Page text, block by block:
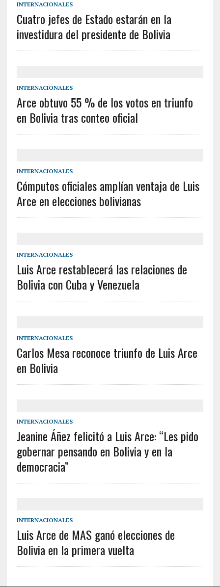
INTERNACIONALES
Cuatro jefes de Estado estarán en la
investidura del presidente de Bolivia
INTERNACIONALES
Arce obtuvo 55 % de los votos en triunfo
en Bolivia tras conteo oficial
INTERNACIONALES
Cómputos oficiales amplían ventaja de Luis
Arce en elecciones bolivianas
INTERNACIONALES
Luis Arce restablecerá las relaciones de
Bolivia con Cuba y Venezuela
INTERNACIONALES
Carlos Mesa reconoce triunfo de Luis Arce
en Bolivia
INTERNACIONALES
Jeanine Áñez felicitó a Luis Arce: “Les pido
gobernar pensando en Bolivia y en la
democracia”
INTERNACIONALES
Luis Arce de MAS ganó elecciones de
Bolivia en la primera vuelta